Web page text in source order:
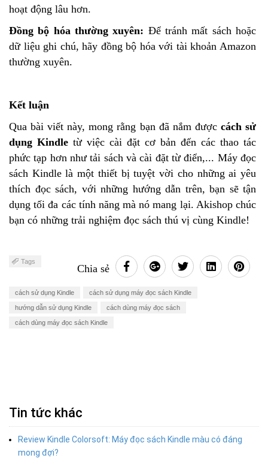
hoạt động lâu hơn.
Đồng bộ hóa thường xuyên: Để tránh mất sách hoặc
dữ liệu ghi chú, hãy đồng bộ hóa với tài khoản Amazon
thường xuyên.
Kết luận
Qua bài viết này, mong rằng bạn đã nắm được cách sử
dụng Kindle từ việc cài đặt cơ bản đến các thao tác
phức tạp hơn như tải sách và cài đặt từ điển,... Máy đọc
sách Kindle là một thiết bị tuyệt vời cho những ai yêu
thích đọc sách, với những hướng dẫn trên, bạn sẽ tận
dụng tối đa các tính năng mà nó mang lại. Akishop chúc
bạn có những trải nghiệm đọc sách thú vị cùng Kindle!
Chia sẻ
Tags
cách sử dụng Kindle cách sử dụng máy đọc sách Kindle
hướng dẫn sử dụng Kindle cách dùng máy đọc sách
cách dùng máy đọc sách Kindle
Tin tức khác
Review Kindle Colorsoft: Máy đọc sách Kindle màu có đáng
mong đợi?